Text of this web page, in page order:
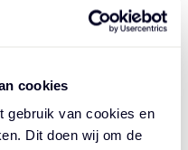
cookies
gebruik van cookies en
Dit doen wij om de